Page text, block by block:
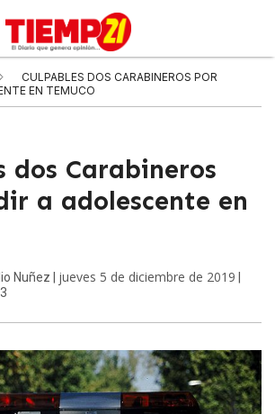
CULPABLES DOS CARABINEROS POR
EN TEMUCO
dos Carabineros
a adolescente en
Nuñez | jueves 5 de diciembre de 2019